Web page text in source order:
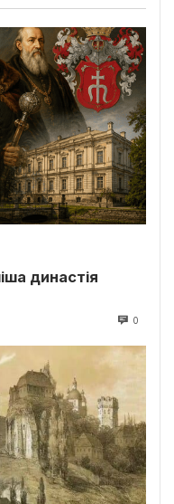
династія
0